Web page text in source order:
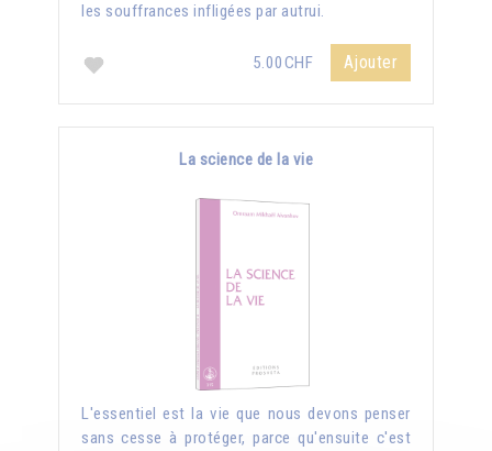
les souffrances infligées par autrui.
5.00CHF Ajouter
La science de la vie
L'essentiel est la vie que nous devons penser
sans cesse à protéger, parce qu'ensuite c'est